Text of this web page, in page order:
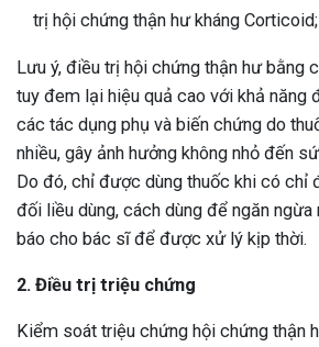
trị hội chứng thận hư kháng Corticoid;
Lưu ý, điều trị hội chứng thận hư bằng
tuy đem lại hiệu quả cao với khả năng
các tác dụng phụ và biến chứng do
nhiều, gây ảnh hưởng không nhỏ đến
Do đó, chỉ được dùng thuốc khi có chỉ
đối liều dùng, cách dùng để ngăn
báo cho bác sĩ để được xử lý kịp thời.
2. Điều trị triệu chứng
Kiểm soát triệu chứng hội chứng thận